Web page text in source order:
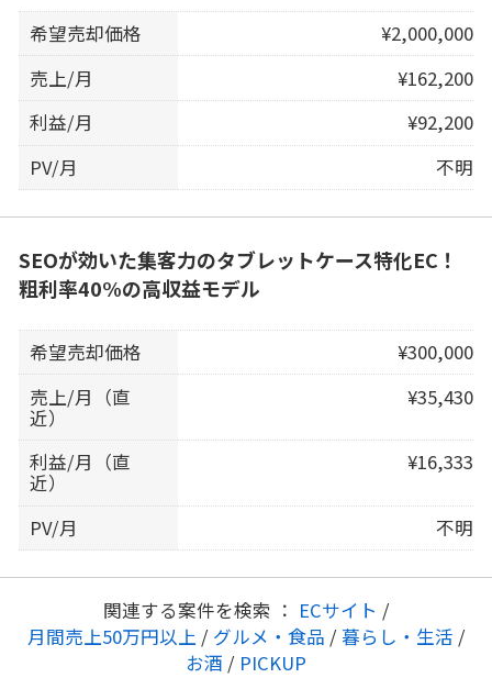
希望売却価格
¥2,000,000
売上/月
¥162,200
利益/月
¥92,200
PV/月
不明
SEOが効いた集客力のタブレットケース特化EC！
粗利率40%の高収益モデル
希望売却価格
¥300,000
売上/月（直
近）
¥35,430
利益/月（直
近）
¥16,333
PV/月 不明
関連する案件を検索 ： ECサイト /
月間売上50万円以上 / グルメ・食品 / 暮らし・生活 /
お酒 / PICKUP